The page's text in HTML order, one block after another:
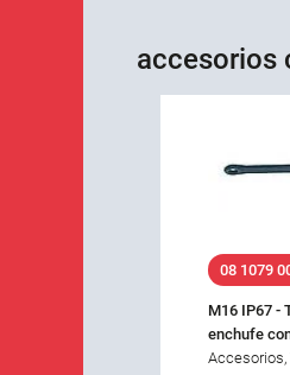
accesorios
08 1079
M16 IP67 -
enchufe
Accesorios,